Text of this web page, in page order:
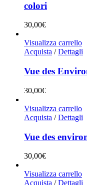
colori
30,00€
Visualizza carrello
Acquista / Dettagli
Vue des
30,00€
Visualizza carrello
Acquista / Dettagli
Vue des
30,00€
Visualizza carrello
Acquista / Dettagli